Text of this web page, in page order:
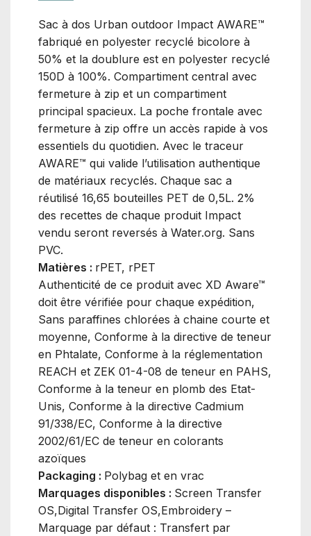
Sac à dos Urban outdoor Impact AWARE™
fabriqué en polyester recyclé bicolore à
50% et la doublure est en polyester recyclé
150D à 100%. Compartiment central avec
fermeture à zip et un compartiment
principal spacieux. La poche frontale avec
fermeture à zip offre un accès rapide à vos
essentiels du quotidien. Avec le traceur
AWARE™ qui valide l’utilisation authentique
de matériaux recyclés. Chaque sac a
réutilisé 16,65 bouteilles PET de 0,5L. 2%
des recettes de chaque produit Impact
vendu seront reversés à Water.org. Sans
PVC.
Matières : rPET, rPET
Authenticité de ce produit avec XD Aware™
doit être vérifiée pour chaque expédition,
Sans paraffines chlorées à chaine courte et
moyenne, Conforme à la directive de teneur
en Phtalate, Conforme à la réglementation
REACH et ZEK 01-4-08 de teneur en PAHS,
Conforme à la teneur en plomb des Etat-
Unis, Conforme à la directive Cadmium
91/338/EC, Conforme à la directive
2002/61/EC de teneur en colorants
azoïques
Packaging : Polybag et en vrac
Marquages disponibles : Screen Transfer
OS,Digital Transfer OS,Embroidery –
Marquage par défaut : Transfert par